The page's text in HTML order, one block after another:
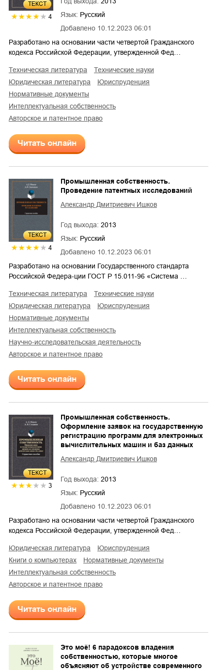
ТЕКСТ
4
Добавлено 10.12.2023 06:01
Язык: Русский
Разработано на основании части четвертой Гражданского
кодекса Российской Федерации, утвержденной Фед…
техническая литература
технические науки
юридическая литература
юриспруденция
нормативные документы
интеллектуальная собственность
авторское и патентное право
Читать онлайн
ТЕКСТ
4
Добавлено 10.12.2023 06:01
Промышленная собственность.
Проведение патентных исследований
Александр Дмитриевич Ишков
Год выхода: 2013
Язык: Русский
Разработано на основании Государственного стандарта
Российской Федера-ции ГОСТ Р 15.011-96 «Система …
техническая литература
технические науки
юридическая литература
юриспруденция
нормативные документы
интеллектуальная собственность
научно-исследовательская деятельность
авторское и патентное право
Читать онлайн
ТЕКСТ
3
Добавлено 10.12.2023 06:01
Промышленная собственность.
Оформление заявок на государственную
регистрацию программ для электронных
вычислительных машин и баз данных
Александр Дмитриевич Ишков
Год выхода: 2013
Язык: Русский
Разработано на основании части четвертой Гражданского
кодекса Российской Федерации, утвержденной Фед…
юридическая литература
юриспруденция
книги о компьютерах
нормативные документы
интеллектуальная собственность
авторское и патентное право
Читать онлайн
Это моё! 6 парадоксов владения
собственностью, которые многое
объясняют об устройстве современного